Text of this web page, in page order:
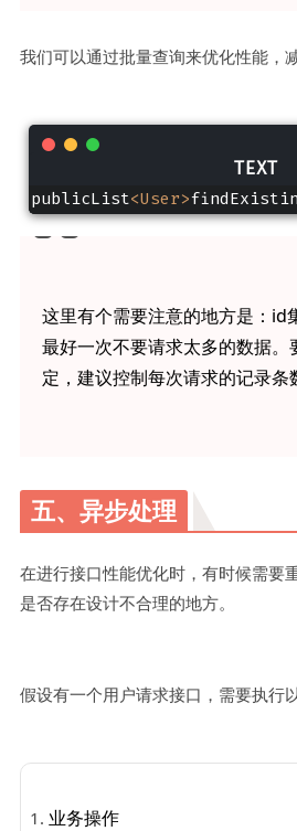
我们可以通过批量查询来优化性能，
publicList<User>
这里有个需要注意的地方是：id
最好一次不要请求太多的数据。
定，建议控制每次请求的记录条
五、异步处理
在进行接口性能优化时，有时候需要
是否存在设计不合理的地方。
假设有一个用户请求接口，需要执行
业务操作